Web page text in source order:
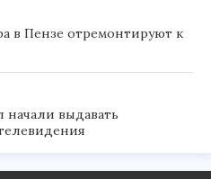
в Пензе отремонтируют к
выдавать